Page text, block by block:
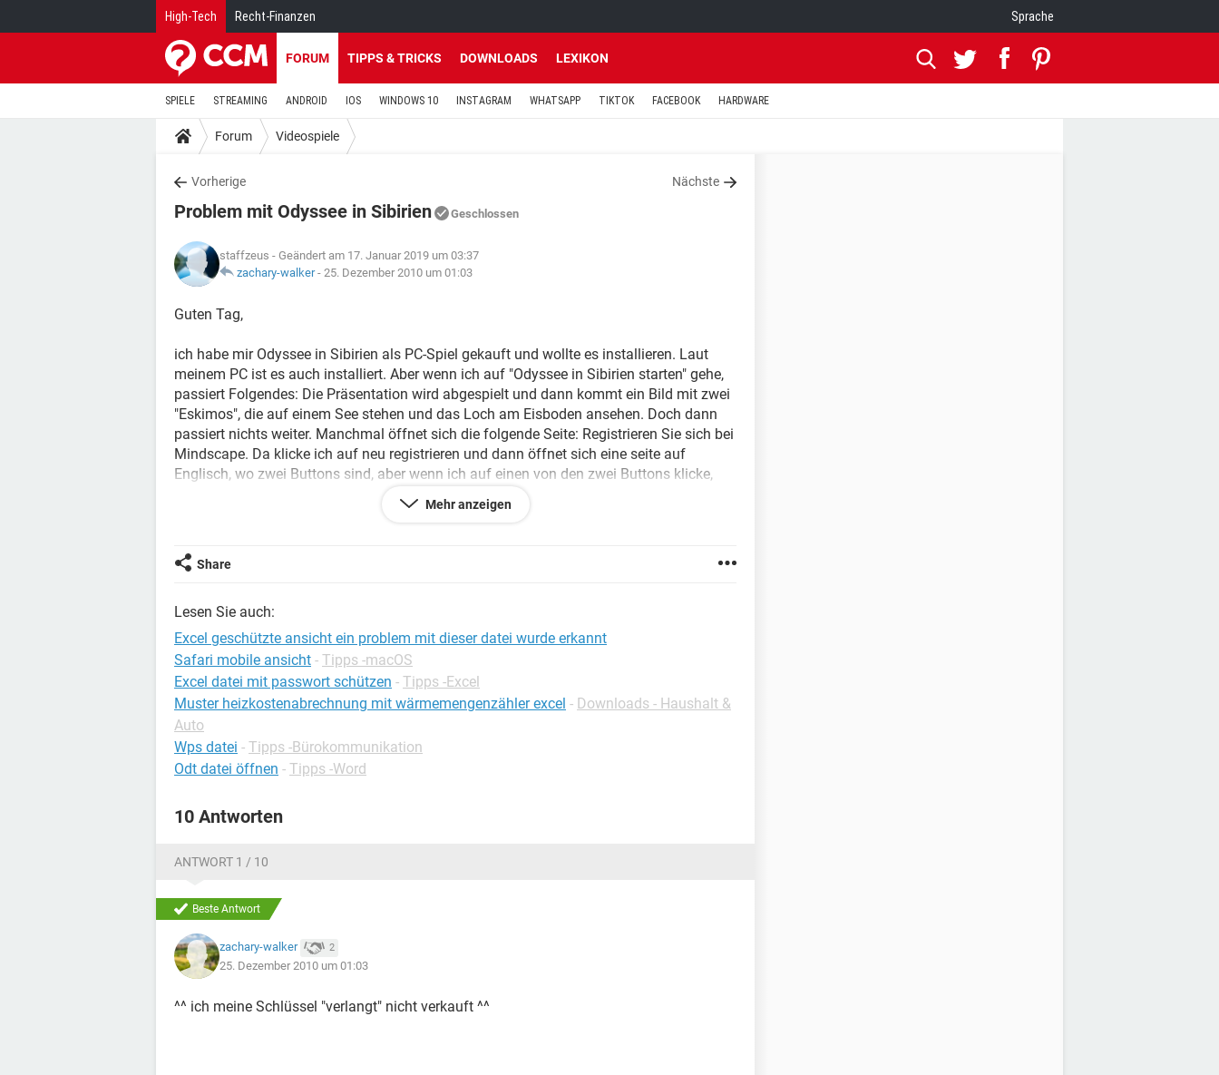
High-Tech Recht-Finanzen Sprache
FORUM TIPPS & TRICKS DOWNLOADS LEXIKON
SPIELE STREAMING ANDROID IOS WINDOWS 10 INSTAGRAM WHATSAPP TIKTOK FACEBOOK HARDWARE
Forum Videospiele
Vorherige Nächste
Problem mit Odyssee in Sibirien Geschlossen
staffzeus - Geändert am 17. Januar 2019 um 03:37
zachary-walker- 25. Dezember 2010 um 01:03
Guten Tag,
ich habe mir Odyssee in Sibirien als PC-Spiel gekauft und wollte es installieren. Laut
meinem PC ist es auch installiert. Aber wenn ich auf "Odyssee in Sibirien starten" gehe,
passiert Folgendes: Die Präsentation wird abgespielt und dann kommt ein Bild mit zwei
"Eskimos", die auf einem See stehen und das Loch am Eisboden ansehen. Doch dann
passiert nichts weiter. Manchmal öffnet sich die folgende Seite: Registrieren Sie sich bei
Mindscape. Da klicke ich auf neu registrieren und dann öffnet sich eine seite auf
Englisch, wo zwei Buttons sind, aber wenn ich auf einen von den zwei Buttons klicke,
installieren, dass ich es wirklich spielen kann?
Konfiguration:
Mehr anzeigen
Share
Lesen Sie auch:
Excel geschützte ansicht ein problem mit dieser datei wurde erkannt
Safari mobile ansicht - Tipps -macOS
Excel datei mit passwort schützen - Tipps -Excel
Muster heizkostenabrechnung mit wärmemengenzähler excel - Downloads - Haushalt &
Auto
Wps datei - Tipps -Bürokommunikation
Odt datei öffnen - Tipps -Word
10 Antworten
ANTWORT 1 / 10
Beste Antwort
zachary-walker 2
25. Dezember 2010 um 01:03
^^ ich meine Schlüssel "verlangt" nicht verkauft ^^